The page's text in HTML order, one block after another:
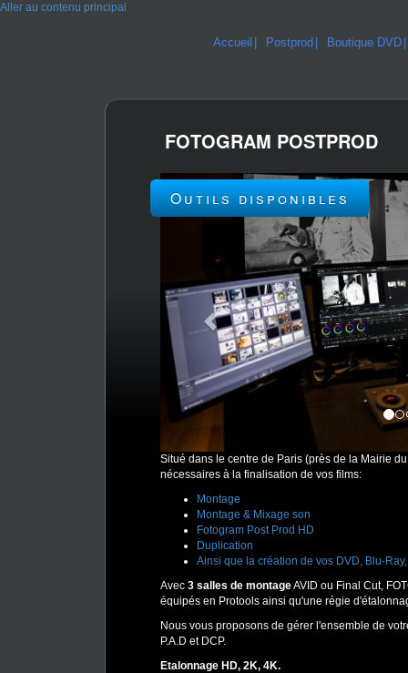
Aller au contenu principal
Accueil Postprod Boutique DVD
FOTOGRAM POSTPROD
Previous
Situé dans le centre de Paris (près de la Mairie
nécessaires à la finalisation de vos films:
Montage
Montage & Mixage son
Fotogram Post Prod HD
Duplication
Ainsi que la création de vos DVD, Blu-Ray,
Avec 3 salles de montageAVID ou Final Cut,
équipés en Protools ainsi qu'une régie
Nous vous proposons de gérer l'ensemble de
P.A.D et DCP.
Etalonnage HD, 2K, 4K.
Outils disponibles